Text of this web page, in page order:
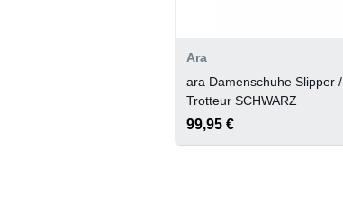
Ara
ara Damenschuhe Slipper /
Trotteur SCHWARZ
99,95 €